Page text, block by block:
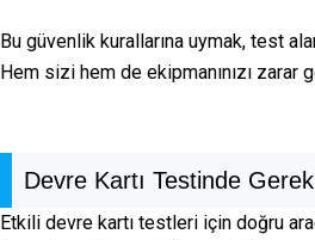
Bu güvenlik kurallarına uymak, test
Hem sizi hem de ekipmanınızı zarar
Devre Kartı Testinde
Etkili devre kartı testleri için doğru